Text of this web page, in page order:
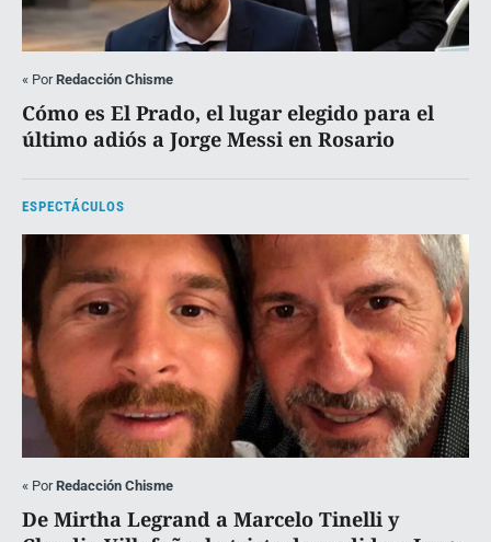
« PorRedacción Chisme
Cómo es El Prado, el lugar elegido para el
último adiós a Jorge Messi en Rosario
ESPECTÁCULOS
« PorRedacción Chisme
De Mirtha Legrand a Marcelo Tinelli y